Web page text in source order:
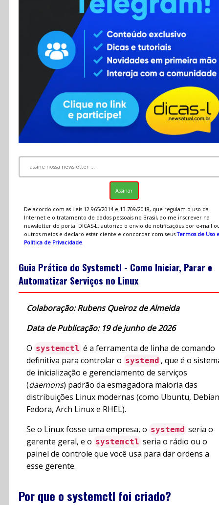
Contato
RSS
De acordo com as Leis 12.965/2014 e 13.709/2018, que regulam o uso da
Internet e o tratamento de dados pessoais no Brasil, ao me inscrever na
newsletter do portal DICAS-L, autorizo o envio de notificações por e-mail
outros meios e declaro estar ciente e concordar com seusTermos de Uso
Política de Privacidade.
Guia Prático do Systemctl - Como Iniciar, Parar e
Automatizar Serviços no Linux
Colaboração: Rubens Queiroz de Almeida
Data de Publicação: 19 de junho de 2026
O systemctl é a ferramenta de linha de comando
definitiva para controlar o systemd , que é o
de inicialização e gerenciamento de serviços
(daemons) padrão da esmagadora maioria das
distribuições Linux modernas (como Ubuntu,
Fedora, Arch Linux e RHEL).
Se o Linux fosse uma empresa, o systemd seria o
gerente geral, e o systemctl seria o rádio ou o
painel de controle que você usa para dar ordens a
esse gerente.
Por que o systemctl foi criado?